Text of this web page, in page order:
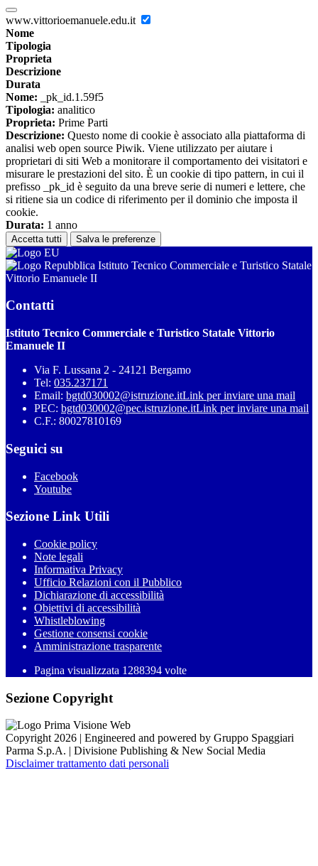
www.vittorioemanuele.edu.it
Nome
Tipologia
Proprieta
Descrizione
Durata
Nome: _pk_id.1.59f5
Tipologia: analitico
Proprieta: Prime Parti
Descrizione: Questo nome di cookie è associato alla piattaforma di
analisi web open source Piwik. Viene utilizzato per aiutare i
proprietari di siti Web a monitorare il comportamento dei visitatori e
misurare le prestazioni del sito. È un cookie di tipo pattern, in cui il
prefisso _pk_id è seguito da una breve serie di numeri e lettere, che
si ritiene sia un codice di riferimento per il dominio che imposta il
cookie.
Durata: 1 anno
Accetta tutti Salva le preferenze
Istituto Tecnico Commerciale e Turistico Statale
Vittorio Emanuele II
Contatti
Istituto Tecnico Commerciale e Turistico Statale Vittorio
Emanuele II
Via F. Lussana 2 - 24121 Bergamo
Tel: 035.237171
Email: bgtd030002@istruzione.itLink per inviare una mail
PEC: bgtd030002@pec.istruzione.itLink per inviare una mail
C.F.: 80027810169
Seguici su
Facebook
Youtube
Sezione Link Utili
Cookie policy
Note legali
Informativa Privacy
Ufficio Relazioni con il Pubblico
Dichiarazione di accessibilità
Obiettivi di accessibilità
Whistleblowing
Gestione consensi cookie
Amministrazione trasparente
Pagina visualizzata 1288394 volte
Sezione Copyright
Copyright 2026 | Engineered and powered by Gruppo Spaggiari
Parma S.p.A. | Divisione Publishing & New Social Media
Disclaimer trattamento dati personali